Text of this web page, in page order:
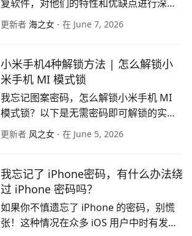
复软件，对他们的特性和优缺点进行深度
评测，以帮助你挑选出最适合自身需求、
无需支付任何费用即可实现 Mac 数据挽救
再是难事。
更新者 海之女 - 在 June 7, 2026
小米手机4种解锁方法 | 怎么解锁小
米手机 MI 模式锁
我忘记图案密码，怎么解锁小米手机 MI
模式锁？以下是无需密码即可解锁的实用
方法，帮助你在不丢失数据的情况下重新
获取设备访问权限。
更新者 风之女 - 在 June 5, 2026
我忘记了 iPhone密码，有什么办法绕
过 iPhone 密码吗？
如果你不慎遗忘了 iPhone 的密码，别慌
张！这种情况在众多 iOS 用户中时有发